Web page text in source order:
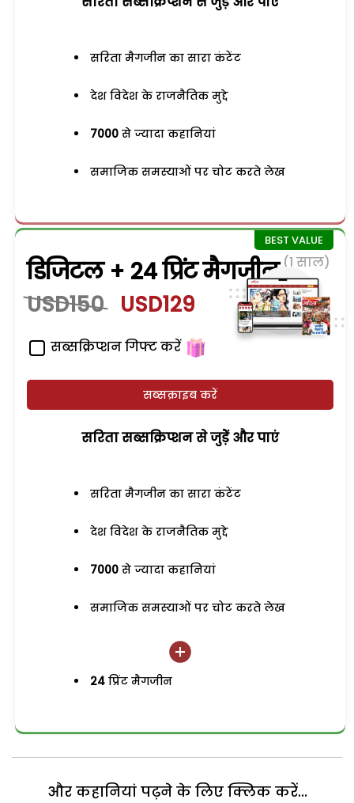
सरिता मैगजीन का सारा कंटेंट
देश विदेश के राजनैतिक मुद्दे
7000 से ज्यादा कहानियां
समाजिक समस्याओं पर चोट करते लेख
डिजिटल + 24 प्रिंट मैगजीन (1 साल)
USD150 USD129
सब्सक्रिप्शन गिफ्ट करें
सब्सक्राइब करें
सरिता सब्सक्रिप्शन से जुड़ेें और पाएं
सरिता मैगजीन का सारा कंटेंट
देश विदेश के राजनैतिक मुद्दे
7000 से ज्यादा कहानियां
समाजिक समस्याओं पर चोट करते लेख
24 प्रिंट मैगजीन
और कहानियां पढ़ने के लिए क्लिक करें...